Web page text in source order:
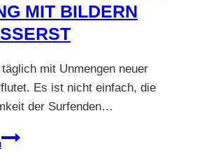
MIT BILDERN
mit Unmengen neuer
Es ist nicht einfach, die
der Surfenden…
Bilder-